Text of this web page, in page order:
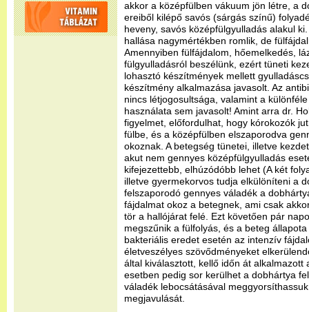
akkor a középfülben vákuum jön létre, a
ereiből kilépő savós (sárgás színű)
heveny, savós középfülgyulladás alakul
hallása nagymértékben romlik, de
Amennyiben fülfájdalom, hőemelkedés,
fülgyulladásról beszélünk, ezért tüneti
lohasztó készítmények mellett
készítmény alkalmazása javasolt. Az
nincs létjogosultsága, valamint a
használata sem javasolt! Amint arra dr.
figyelmet, előfordulhat, hogy kórokozók
fülbe, és a középfülben elszaporodva
okoznak. A betegség tünetei, illetve
akut nem gennyes középfülgyulladás
kifejezettebb, elhúzódóbb lehet (A két
illetve gyermekorvos tudja elkülöníteni a
felszaporodó gennyes váladék a
fájdalmat okoz a betegnek, ami csak
tör a hallójárat felé. Ezt követően pár
megszűnik a fülfolyás, és a beteg
bakteriális eredet esetén az intenzív
életveszélyes szövődményeket
által kiválasztott, kellő időn át alkalmazott
esetben pedig sor kerülhet a dobhártya
váladék lebocsátásával
megjavulását.